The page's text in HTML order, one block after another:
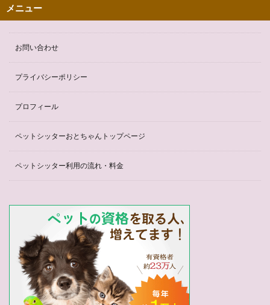
メニュー
お問い合わせ
プライバシーポリシー
プロフィール
ペットシッターおとちゃんトップページ
ペットシッター利用の流れ・料金